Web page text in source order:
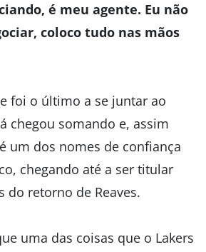
é meu agente. Eu não
coloco tudo nas mãos
foi o último a se juntar ao
chegou somando e, assim
um dos nomes de confiança
chegando até a ser titular
do retorno de Reaves.
uma das coisas que o Lakers